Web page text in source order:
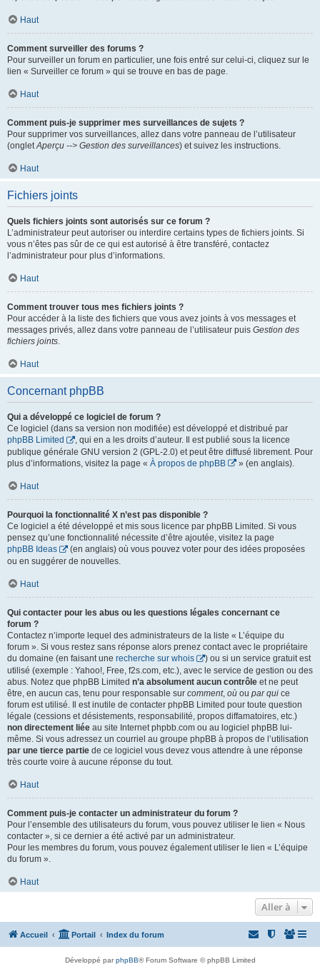
Haut
Comment surveiller des forums ?
Pour surveiller un forum en particulier, une fois entré sur celui-ci, cliquez sur le
lien « Surveiller ce forum » qui se trouve en bas de page.
Haut
Comment puis-je supprimer mes surveillances de sujets ?
Pour supprimer vos surveillances, allez dans votre panneau de l’utilisateur
(ongletAperçu --> Gestion des surveillances) et suivez les instructions.
Haut
Fichiers joints
Quels fichiers joints sont autorisés sur ce forum ?
L’administrateur peut autoriser ou interdire certains types de fichiers joints. Si
vous n’êtes pas sûr de ce qui est autorisé à être transféré, contactez
l’administrateur pour plus d’informations.
Haut
Comment trouver tous mes fichiers joints ?
Pour accéder à la liste des fichiers que vous avez joints à vos messages et
messages privés, allez dans votre panneau de l’utilisateur puis Gestion des
fichiers joints.
Haut
Concernant phpBB
Qui a développé ce logiciel de forum ?
Ce logiciel (dans sa version non modifiée) est développé et distribué par
phpBB Limited
, qui en a les droits d’auteur. Il est publié sous la licence
publique générale GNU version 2 (GPL-2.0) et peut être diffusé librement. Pour
plus d’informations, visitez la page « À propos de phpBB » (en anglais).
Haut
Pourquoi la fonctionnalité X n’est pas disponible ?
Ce logiciel a été développé et mis sous licence par phpBB Limited. Si vous
pensez qu’une fonctionnalité nécessite d’être ajoutée, visitez la page
phpBB Ideas
(en anglais) où vous pouvez voter pour des idées proposées
ou en suggérer de nouvelles.
Haut
Qui contacter pour les abus ou les questions légales concernant ce
forum ?
Contactez n’importe lequel des administrateurs de la liste « L’équipe du
forum ». Si vous restez sans réponse alors prenez contact avec le propriétaire
du domaine (en faisant une recherche sur whois
) ou si un service gratuit est
utilisé (exemple : Yahoo!, Free, f2s.com, etc.), avec le service de gestion ou des
abus. Notez que phpBB Limited n’a absolument aucun contrôle et ne peut
être, en aucun cas, tenu pour responsable sur comment, où ou par qui ce
forum est utilisé. Il est inutile de contacter phpBB Limited pour toute question
légale (cessions et désistements, responsabilité, propos diffamatoires, etc.)
non directement liée au site Internet phpbb.com ou au logiciel phpBB lui-
même. Si vous adressez un courriel au groupe phpBB à propos de l’utilisation
par une tierce partie de ce logiciel vous devez vous attendre à une réponse
très courte voire à aucune réponse du tout.
Haut
Comment puis-je contacter un administrateur du forum ?
Pour l’ensemble des utilisateurs du forum, vous pouvez utiliser le lien « Nous
contacter », si ce dernier a été activé par un administrateur.
Pour les membres du forum, vous pouvez également utiliser le lien « L’équipe
du forum ».
Haut
Aller à
Accueil Portail Index du forum
Développé parphpBB® Forum Software © phpBB Limited